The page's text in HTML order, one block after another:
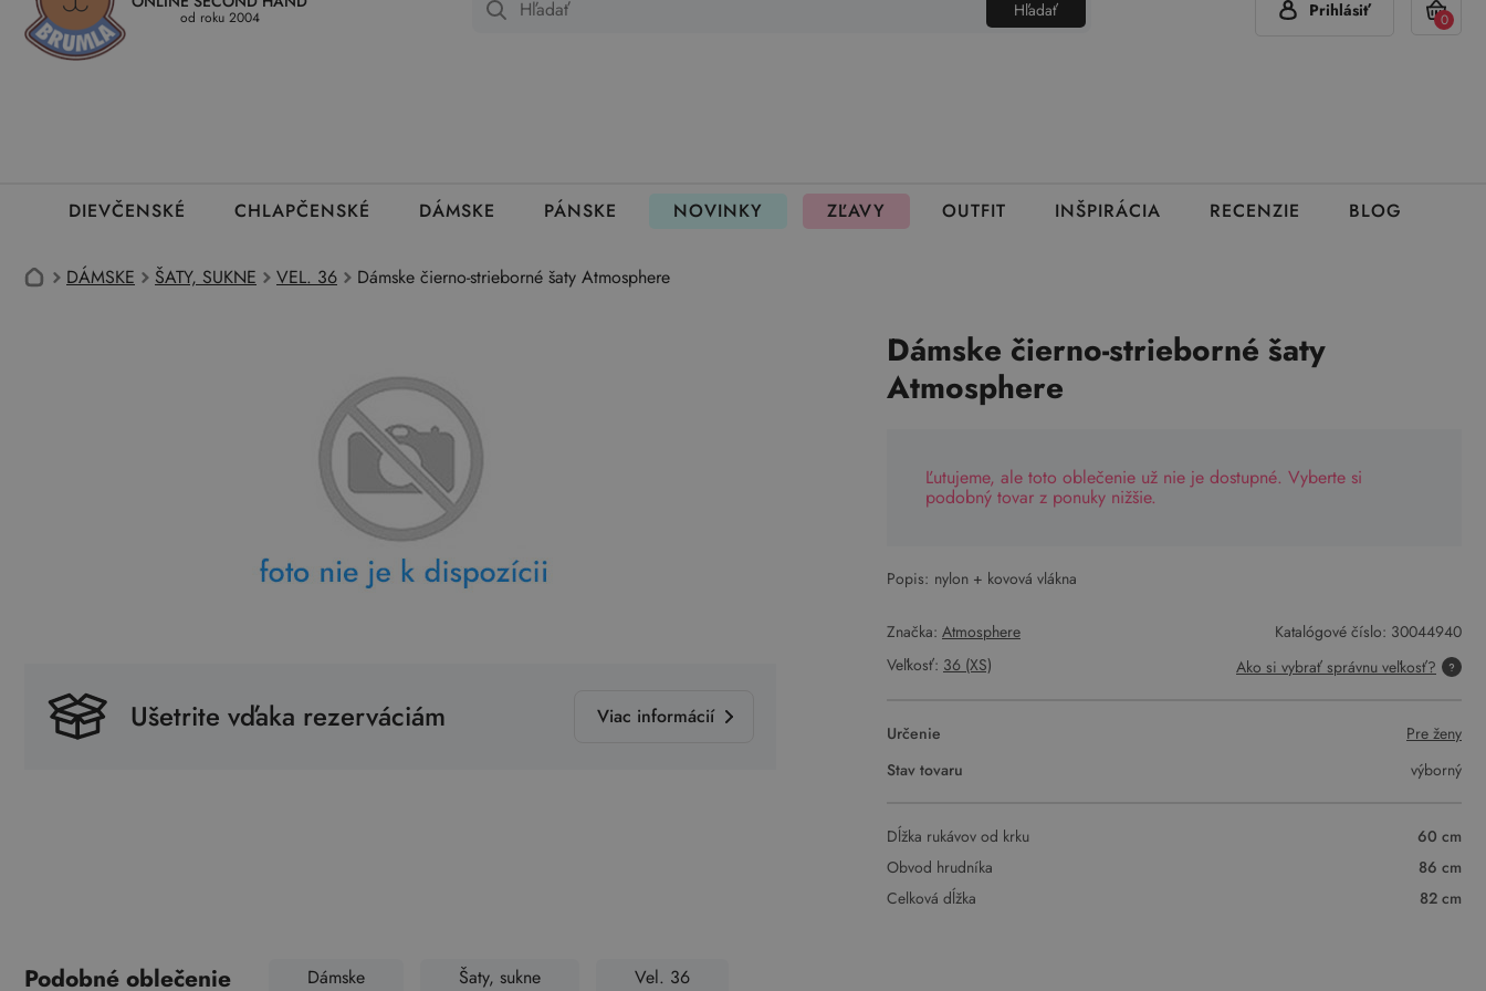
Kedy a ako dostanem tovar Ako môžem vrátiť oblečenie Ako fungujú rezervácie +420 777 319 477 (Pon - Pia 7:00 - 15:00) info@brumla.sk
od roku 2004 Hľadať Prihlásiť 0
DIEVČENSKÉ CHLAPČENSKÉ DÁMSKE PÁNSKE NOVINKY ZĽAVY OUTFIT INŠPIRÁCIA RECENZIE BLOG
DÁMSKE ŠATY, SUKNE VEL. 36 Dámske čierno-strieborné šaty Atmosphere
Ušetrite vďaka rezerváciám Viac informácií
Dámske čierno-strieborné šaty
Atmosphere
Ľutujeme, ale toto oblečenie už nie je dostupné. Vyberte si
podobný tovar z ponuky nižšie.
Popis: nylon + kovová vlákna
Značka: Atmosphere Katalógové číslo: 30044940
Veľkosť: 36 (XS) Ako si vybrať správnu veľkosť?
Určenie
Pre ženy
Stav tovaru
výborný
Dĺžka rukávov od krku
60 cm
Obvod hrudníka
86 cm
Celková dĺžka
82 cm
Podobné oblečenie Dámske Šaty, sukne Vel. 36